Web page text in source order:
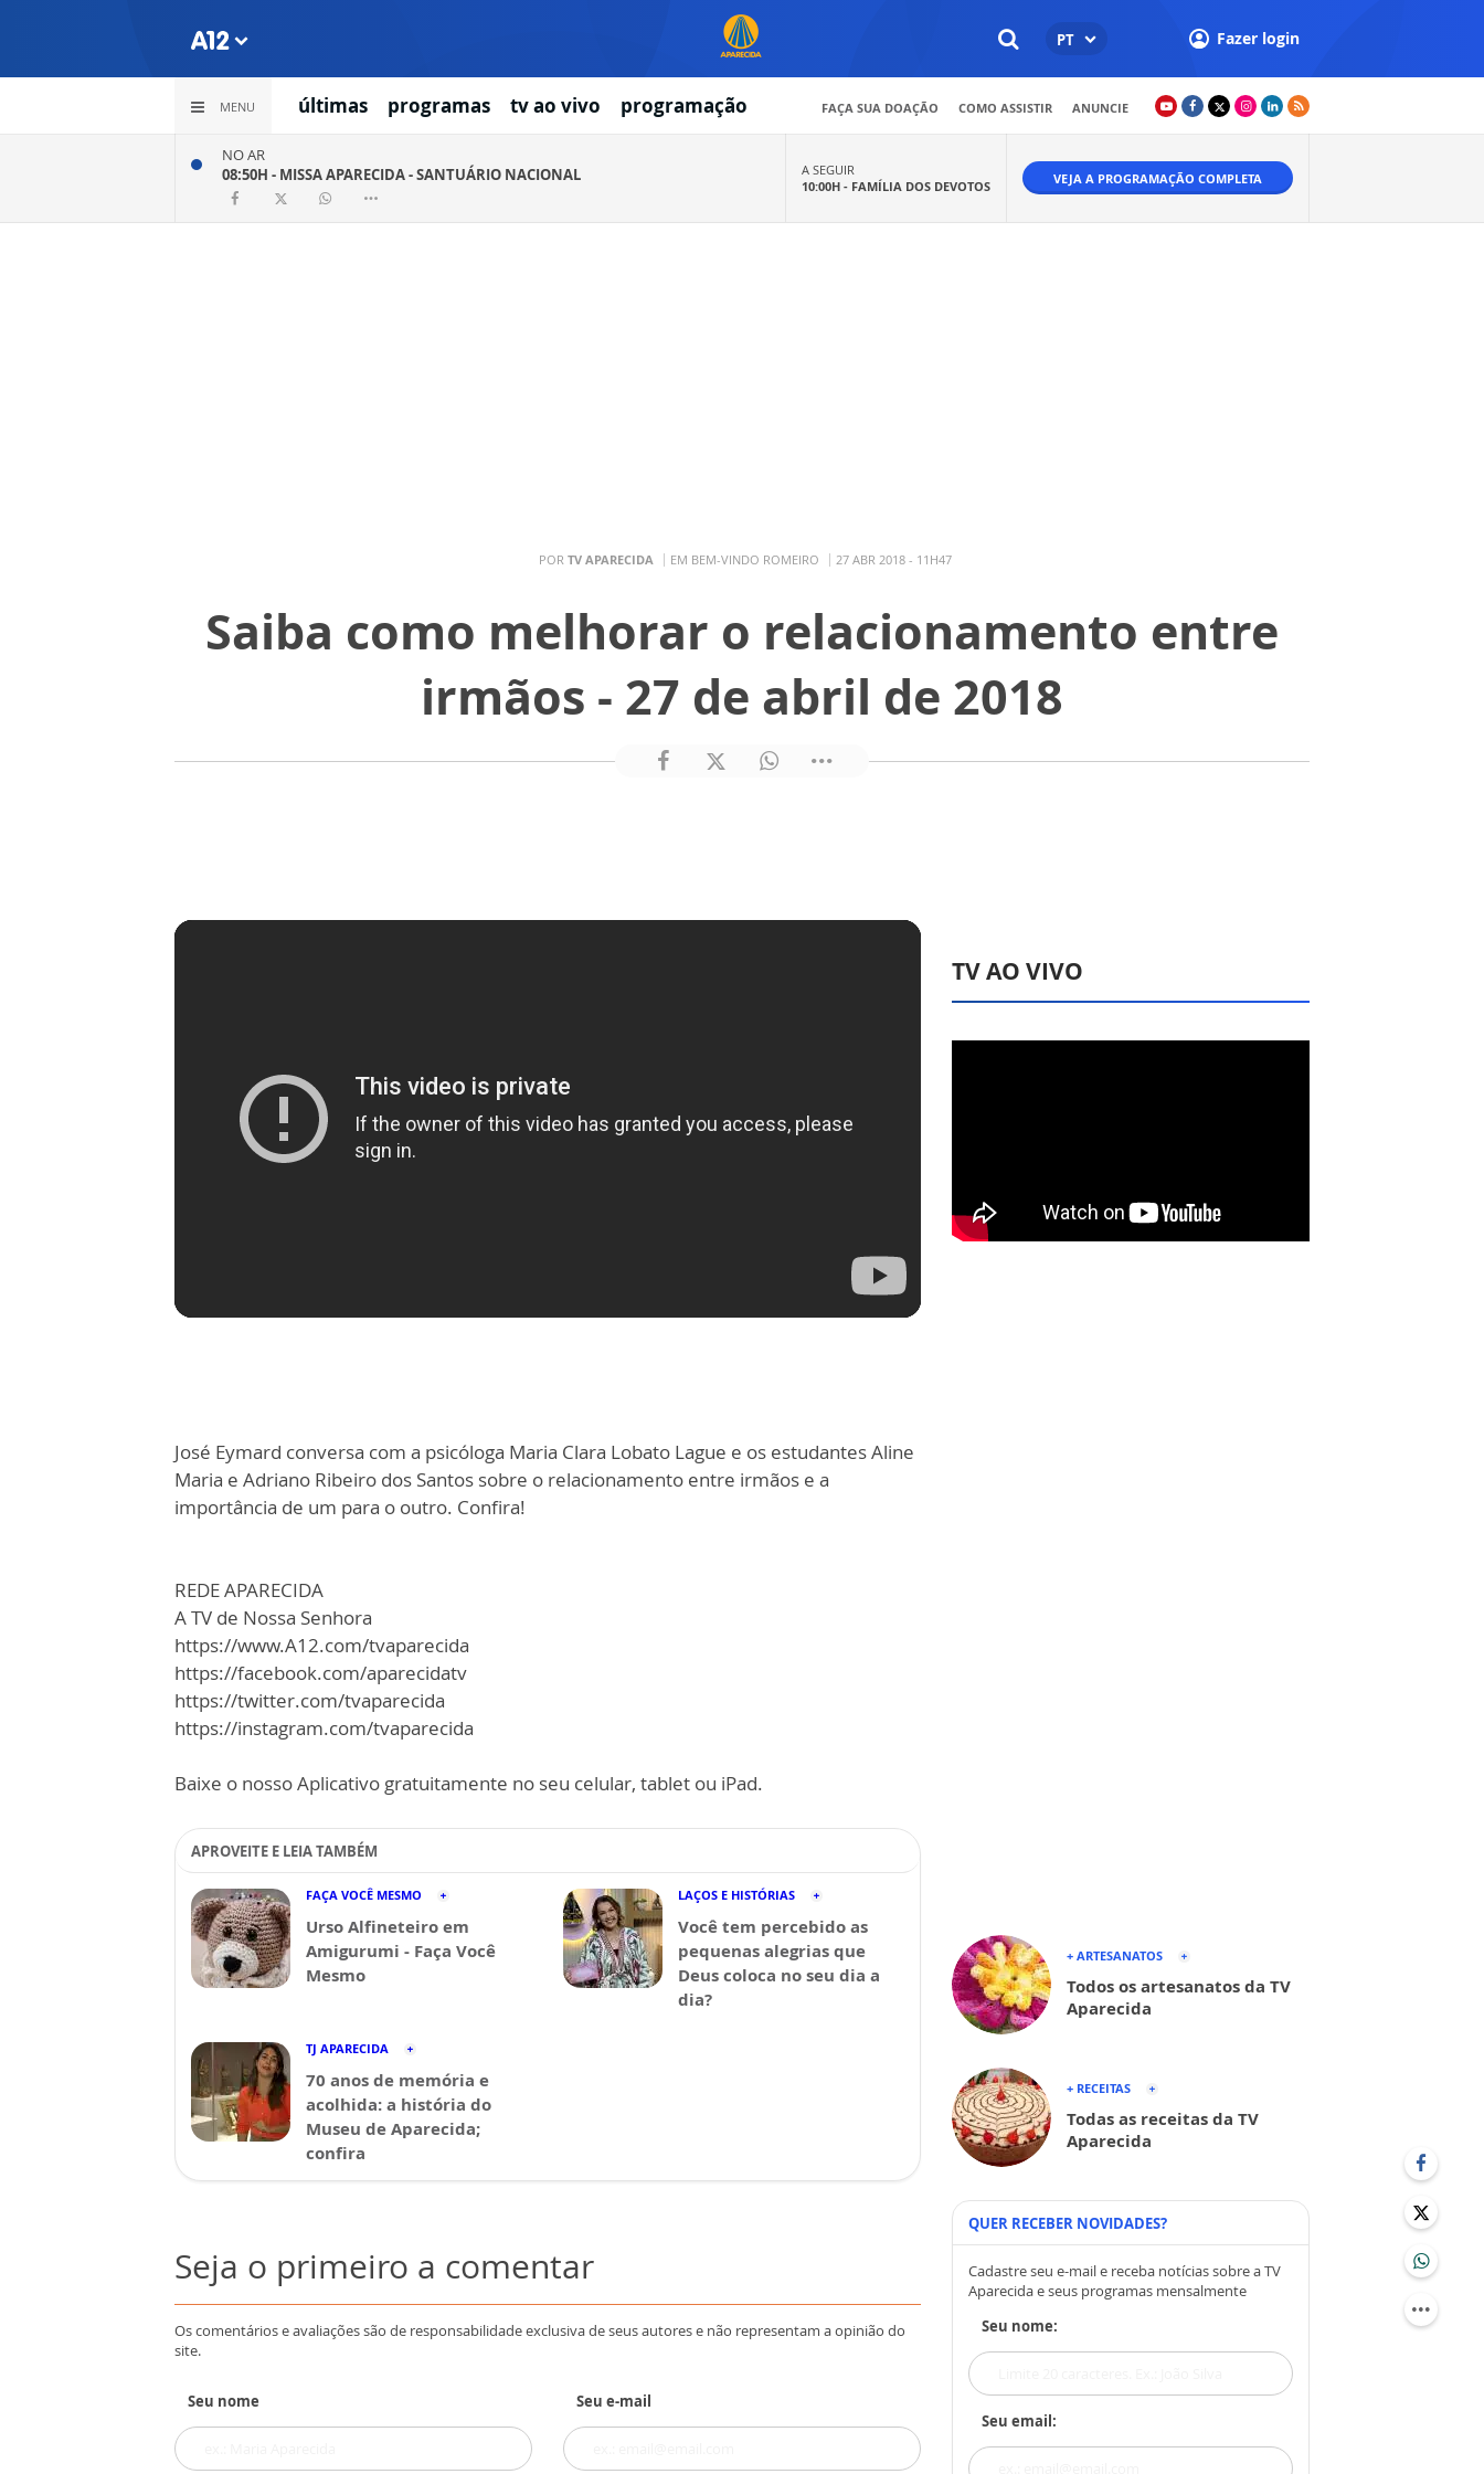
PT Fazer login
MENU últimas programas tv ao vivo programação FAÇA SUA DOAÇÃO COMO ASSISTIR ANUNCIE
NO AR
08:50H - MISSA APARECIDA - SANTUÁRIO NACIONAL
A SEGUIR
10:00H - FAMÍLIA DOS DEVOTOS VEJA A PROGRAMAÇÃO COMPLETA
POR TV APARECIDA EM BEM-VINDO ROMEIRO 27 ABR 2018 - 11H47
Saiba como melhorar o relacionamento entre
irmãos - 27 de abril de 2018
José Eymard conversa com a psicóloga Maria Clara Lobato Lague e os estudantes Aline
Maria e Adriano Ribeiro dos Santos sobre o relacionamento entre irmãos e a
importância de um para o outro. Confira!
REDE APARECIDA
A TV de Nossa Senhora
https://www.A12.com/tvaparecida
https://facebook.com/aparecidatv
https://twitter.com/tvaparecida
https://instagram.com/tvaparecida
Baixe o nosso Aplicativo gratuitamente no seu celular, tablet ou iPad.
APROVEITE E LEIA TAMBÉM
FAÇA VOCÊ MESMO
Urso Alfineteiro em
Amigurumi - Faça Você
Mesmo
LAÇOS E HISTÓRIAS
Você tem percebido as
pequenas alegrias que
Deus coloca no seu dia a
dia?
TJ APARECIDA
70 anos de memória e
acolhida: a história do
Museu de Aparecida;
confira
Seja o primeiro a comentar
Os comentários e avaliações são de responsabilidade exclusiva de seus autores e não representam a opinião do
site.
Seu nome Seu e-mail
TV AO VIVO
+ ARTESANATOS
Todos os artesanatos da TV
Aparecida
+ RECEITAS
Todas as receitas da TV
Aparecida
QUER RECEBER NOVIDADES?
Cadastre seu e-mail e receba notícias sobre a TV
Aparecida e seus programas mensalmente
Seu nome:
Seu email: